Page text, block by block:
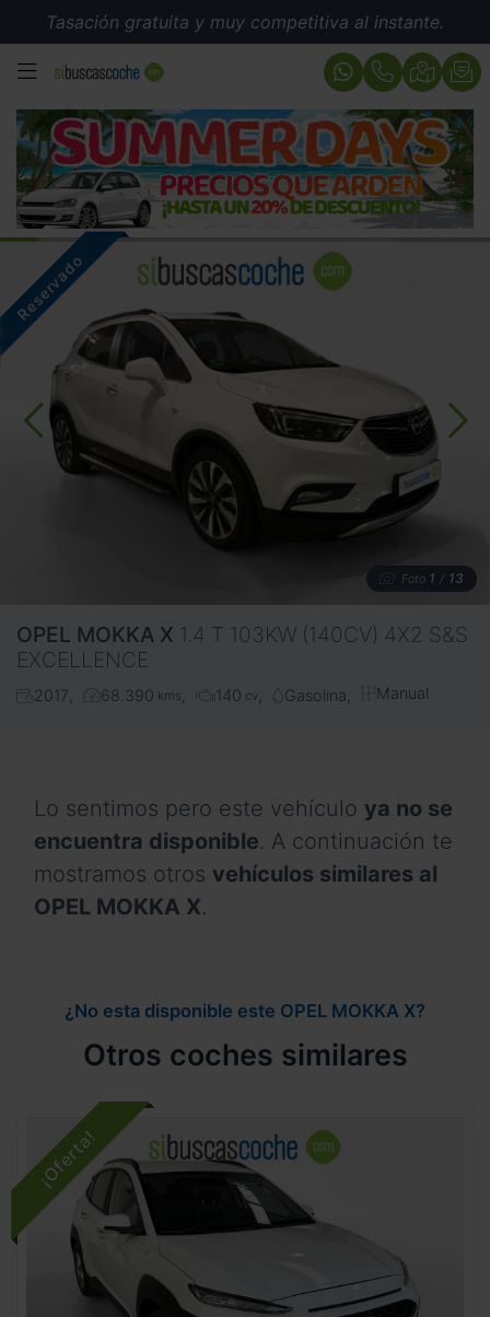
Tasación gratuita y muy competitiva al instante.
MENÚ
Foto 1 / 13
OPEL MOKKA X 1.4 T 103KW (140CV) 4X2 S&S
EXCELLENCE
2017 68.390 kms 140 cv Gasolina Manual
Lo sentimos pero este vehículo ya no se
encuentra disponible. A continuación te
mostramos otros vehículos similares al
OPEL MOKKA X.
¿No esta disponible este OPEL MOKKA X?
Otros coches similares